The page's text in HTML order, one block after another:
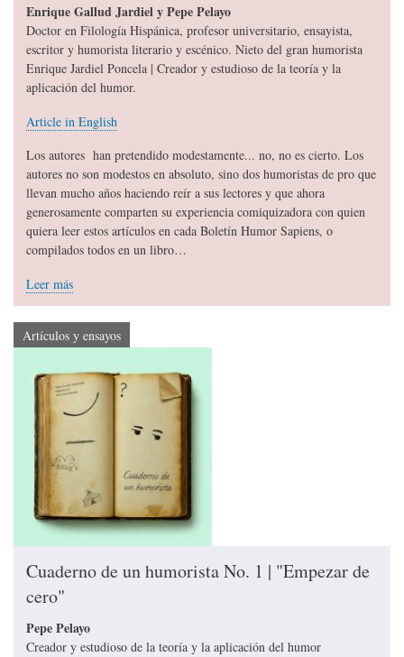
Enrique Gallud Jardiel y Pepe Pelayo
Doctor en Filología Hispánica, profesor universitario, ensayista,
escritor y humorista literario y escénico. Nieto del gran humorista
Enrique Jardiel Poncela | Creador y estudioso de la teoría y la
aplicación del humor.
Article in English
Los autores han pretendido modestamente... no, no es cierto. Los
autores no son modestos en absoluto, sino dos humoristas de pro que
llevan mucho años haciendo reír a sus lectores y que ahora
generosamente comparten su experiencia comiquizadora con quien
quiera leer estos artículos en cada Boletín Humor Sapiens, o
compilados todos en un libro…
Leer más
Artículos y ensayos
Cuaderno de un humorista No. 1 | "Empezar de
cero"
Pepe Pelayo
Creador y estudioso de la teoría y la aplicación del humor